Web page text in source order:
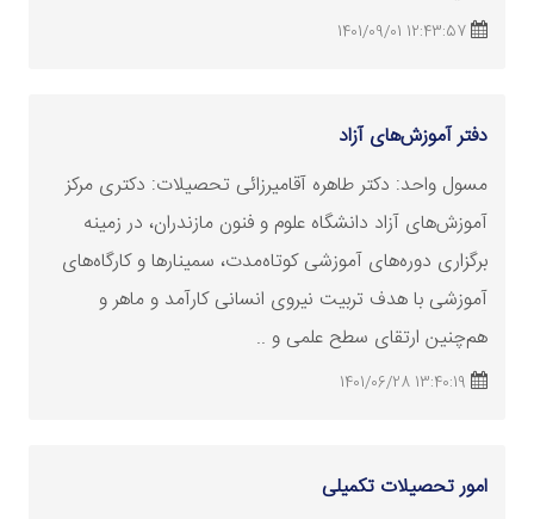
12:43:57 1401/09/01
دفتر آموزش‌های آزاد
مسول واحد: دکتر طاهره آقامیرزائی تحصیلات: دکتری مرکز
آموزش‌های آزاد دانشگاه علوم و فنون مازندران، در زمینه
برگزاری دوره‌های آموزشی کوتاه‌مدت، سمینارها و کارگاه‌های
آموزشی با هدف تربیت نیروی انسانی کارآمد و ماهر و
هم‌چنین ارتقای سطح علمی و ..
13:40:19 1401/06/28
امور تحصیلات تکمیلی